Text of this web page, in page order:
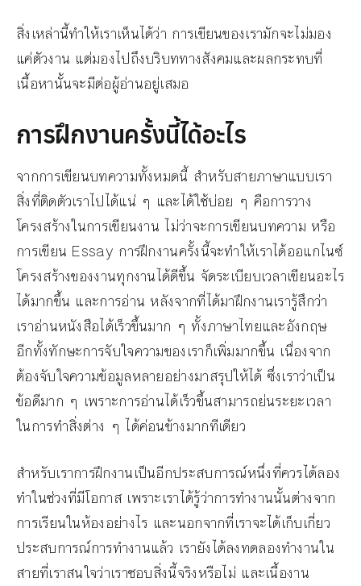
สิ่งเหล่านี้ทำให้เราเห็นได้ว่า การเขียนของเรามักจะไม่มอง
แค่ตัวงาน แต่มองไปถึงบริบททางสังคมและผลกระทบที่
เนื้อหานั้นจะมีต่อผู้อ่านอยู่เสมอ
การฝึกงานครั้งนี้ได้อะไร
จากการเขียนบทความทั้งหมดนี้ สำหรับสายภาษาแบบเรา
สิ่งที่ติดตัวเราไปได้แน่ ๆ และได้ใช้บ่อย ๆ คือการวาง
โครงสร้างในการเขียนงาน ไม่ว่าจะการเขียนบทความ หรือ
การเขียน Essay การฝึกงานครั้งนี้จะทำให้เราได้ออแกไนซ์
โครงสร้างของงานทุกงานได้ดีขึ้น จัดระเบียบเวลาเขียนอะไร
ได้มากขึ้น และการอ่าน หลังจากที่ได้มาฝึกงานเรารู้สึกว่า
เราอ่านหนังสือได้เร็วขึ้นมาก ๆ ทั้งภาษาไทยและอังกฤษ
อีกทั้งทักษะการจับใจความของเราก็เพิ่มมากขึ้น เนื่องจาก
ต้องจับใจความข้อมูลหลายอย่างมาสรุปให้ได้ ซึ่งเราว่าเป็น
ข้อดีมาก ๆ เพราะการอ่านได้เร็วขึ้นสามารถย่นระยะเวลา
ในการทำสิ่งต่าง ๆ ได้ค่อนข้างมากทีเดียว
สำหรับเราการฝึกงานเป็นอีกประสบการณ์หนึ่งที่ควรได้ลอง
ทำในช่วงที่มีโอกาส เพราะเราได้รู้ว่าการทำงานนั้นต่างจาก
การเรียนในห้องอย่างไร และนอกจากที่เราจะได้เก็บเกี่ยว
ประสบการณ์การทำงานแล้ว เรายังได้ลงทดลองทำงานใน
สายที่เราสนใจว่าเราชอบสิ่งนี้จริงหรือไม่ และเนื้องาน